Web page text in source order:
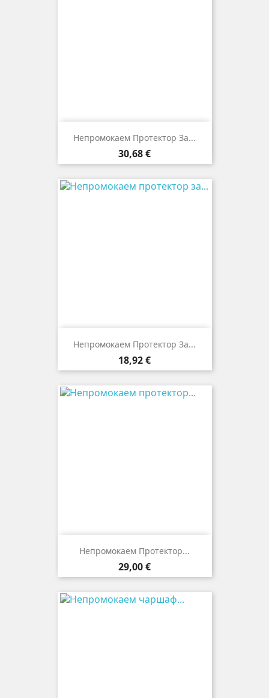
Непромокаем Протектор За...
Цена
30,68 €
Непромокаем Протектор За...
Цена
18,92 €
Непромокаем Протектор...
Цена
29,00 €